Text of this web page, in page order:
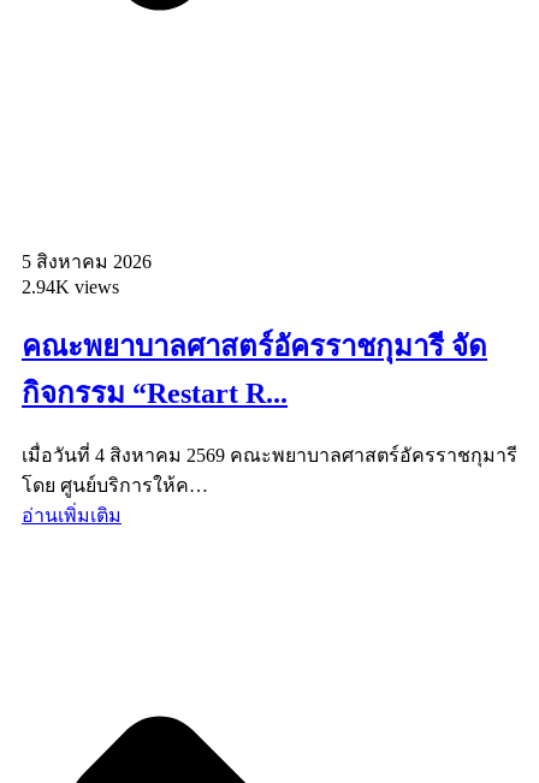
5 สิงหาคม 2026
2.94K views
คณะพยาบาลศาสตร์อัครราชกุมารี จัด
กิจกรรม “Restart R...
เมื่อวันที่ 4 สิงหาคม 2569 คณะพยาบาลศาสตร์อัครราชกุมารี
โดย ศูนย์บริการให้ค…
อ่านเพิ่มเติม